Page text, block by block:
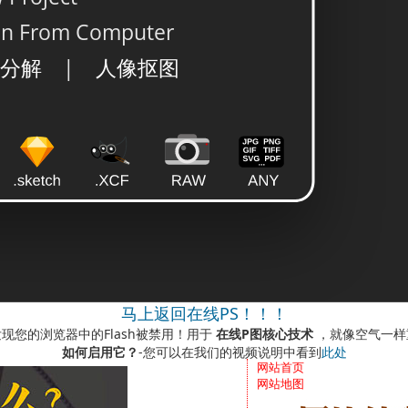
马上返回在线PS！！！
您的浏览器中的Flash被禁用！用于 在线P图核心技术 ，就像空气一
如何启用它？-您可以在我们的视频说明中看到此处
网站首页
网站地图